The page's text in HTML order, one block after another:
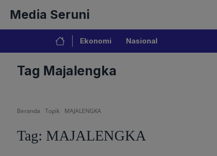
isi
Media Seruni
Ekonomi Nasional
Tag Majalengka
Beranda Topik MAJALENGKA
Tag: MAJALENGKA